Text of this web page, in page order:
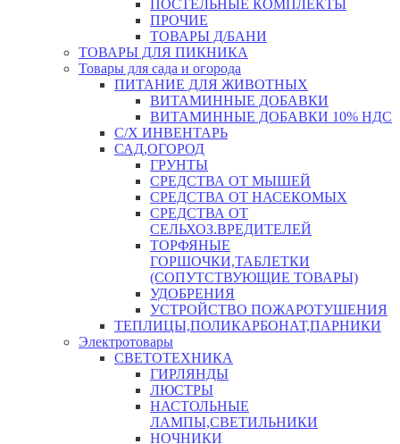
ПОСТЕЛЬНЫЕ КОМПЛЕКТЫ
ПРОЧИЕ
ТОВАРЫ Д/БАНИ
ТОВАРЫ ДЛЯ ПИКНИКА
Товары для сада и огорода
ПИТАНИЕ ДЛЯ ЖИВОТНЫХ
ВИТАМИННЫЕ ДОБАВКИ
ВИТАМИННЫЕ ДОБАВКИ 10% НДС
С/Х ИНВЕНТАРЬ
САД,ОГОРОД
ГРУНТЫ
СРЕДСТВА ОТ МЫШЕЙ
СРЕДСТВА ОТ НАСЕКОМЫХ
СРЕДСТВА ОТ
СЕЛЬХОЗ.ВРЕДИТЕЛЕЙ
ТОРФЯНЫЕ
ГОРШОЧКИ,ТАБЛЕТКИ
(СОПУТСТВУЮЩИЕ ТОВАРЫ)
УДОБРЕНИЯ
УСТРОЙСТВО ПОЖАРОТУШЕНИЯ
ТЕПЛИЦЫ,ПОЛИКАРБОНАТ,ПАРНИКИ
Электротовары
СВЕТОТЕХНИКА
ГИРЛЯНДЫ
ЛЮСТРЫ
НАСТОЛЬНЫЕ
ЛАМПЫ,СВЕТИЛЬНИКИ
НОЧНИКИ